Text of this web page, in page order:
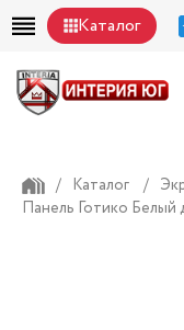
Каталог
/ Каталог /
Панель Готико Белый